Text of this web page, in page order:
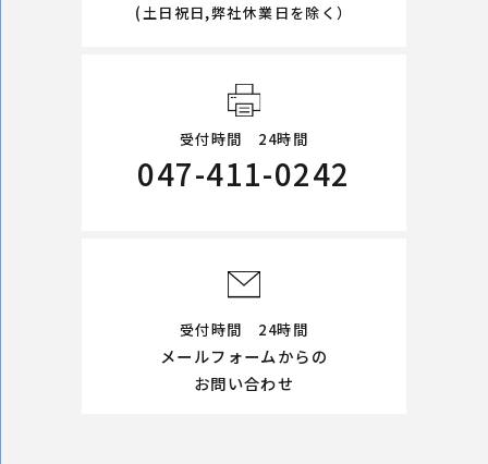
(土日祝日,弊社休業日を除く）
受付時間 24時間
047-411-0242
受付時間 24時間
メールフォームからの
お問い合わせ